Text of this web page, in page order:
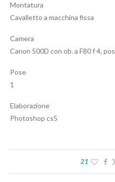
Montatura
Cavalletto a macchina fissa
Camera
Canon 500D con ob. a F80 f 4,
Pose
1
Elaborazione
Photoshop cs5
21